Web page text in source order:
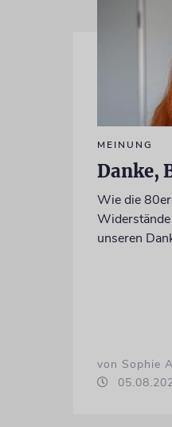
MEINUNG
Danke,
Wie die
unseren
von Sophie